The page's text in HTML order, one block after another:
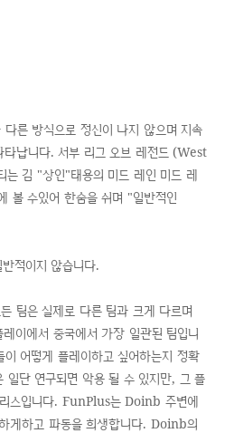
른 방식으로 정신이 나지 않으며 지속
납니다. 서부 리그 오브 레전드 (West
김 "상인"태용의 미드 레인 미드 레
볼 수있어 한숨을 쉬며 "일반적인
적이지 않습니다.
팀은 실제로 다른 팀과 크게 다르며
이에서 중국에서 가장 일관된 팀입니
어떻게 플레이하고 싶어하는지 정확
일단 연구되면 악용 될 수 있지만, 그 플
스입니다. FunPlus는 Doinb 주변에
게하고 파동을 희생합니다. Doinb의